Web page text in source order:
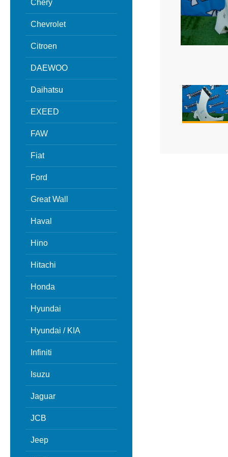
Chery
Chevrolet
Citroen
DAEWOO
Daihatsu
EXEED
FAW
Fiat
Ford
Great Wall
Haval
Hino
Hitachi
Honda
Hyundai
Hyundai / KIA
Infiniti
Isuzu
Jaguar
JCB
Jeep